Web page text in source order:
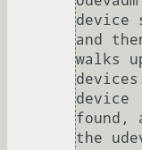
device
and
walks
device
found,
the